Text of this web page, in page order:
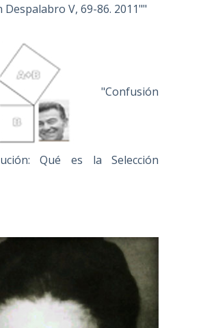
Despalabro V, 69-86. 2011""
"Confusión
Qué es la Selección